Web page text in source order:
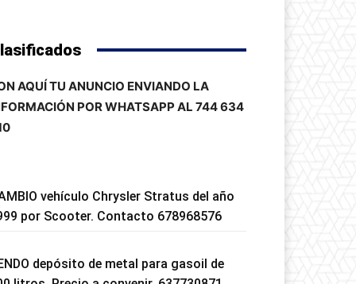
AQUÍ TU ANUNCIO ENVIANDO LA
POR WHATSAPP AL 744 634
vehículo Chrysler Stratus del año
por Scooter. Contacto 678968576
depósito de metal para gasoil de